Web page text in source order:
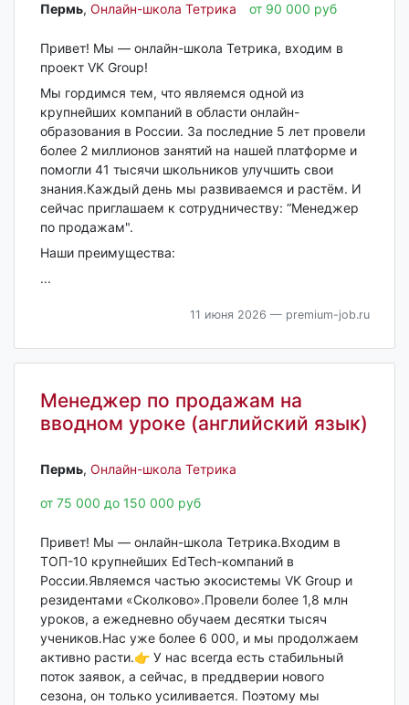
Пермь‎, Онлайн-школа Тетрика от 90 000 руб
Привет! Мы — онлайн-школа Тетрика, входим в
проект VK Group!
Мы гордимся тем, что являемся одной из
крупнейших компаний в области онлайн-
образования в России. За последние 5 лет провели
более 2 миллионов занятий на нашей платформе и
помогли 41 тысячи школьников улучшить свои
знания.Каждый день мы развиваемся и растём. И
сейчас приглашаем к сотрудничеству: “Менеджер
по продажам".
Наши преимущества:
...
11 июня 2026 — premium-job.ru
Менеджер по продажам на
вводном уроке (английский язык)
Пермь‎, Онлайн-школа Тетрика
от 75 000 до 150 000 руб
Привет! Мы — онлайн-школа Тетрика.Входим в
ТОП-10 крупнейших EdTech-компаний в
России.Являемся частью экосистемы VK Group и
резидентами «Сколково».Провели более 1,8 млн
уроков, а ежедневно обучаем десятки тысяч
учеников.Нас уже более 6 000, и мы продолжаем
активно расти.👉 У нас всегда есть стабильный
поток заявок, а сейчас, в преддверии нового
сезона, он только усиливается. Поэтому мы